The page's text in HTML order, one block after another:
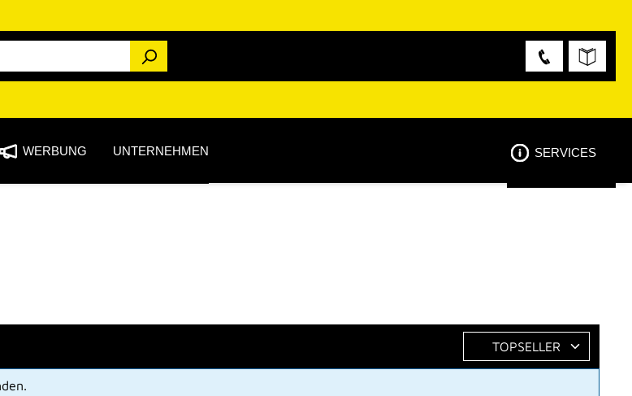
WERBUNG UNTERNEHMEN SERVICES